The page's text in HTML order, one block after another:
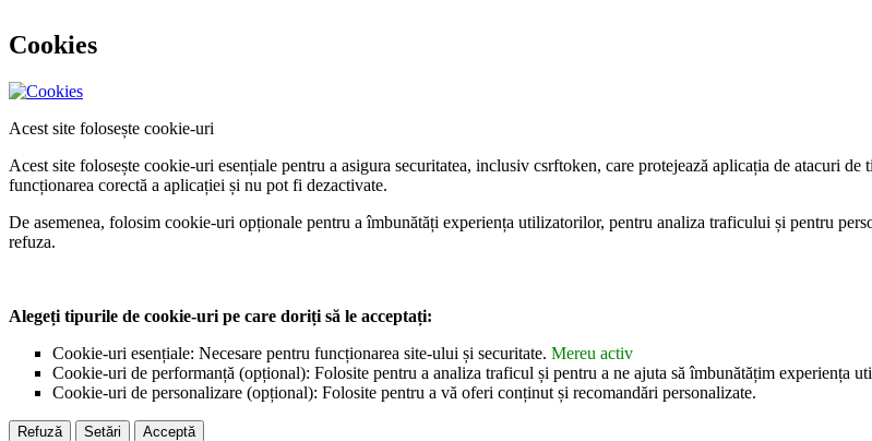
Cookies
Acest site folosește cookie-uri
Acest site folosește cookie-uri esențiale pentru a asigura securitatea, inclusiv csrftoken, care protejează aplicația de atacuri
funcționarea corectă a aplicației și nu pot fi dezactivate.
De asemenea, folosim cookie-uri opționale pentru a îmbunătăți experiența utilizatorilor, pentru analiza traficului și pentru
refuza.
Alegeți tipurile de cookie-uri pe care doriți să le acceptați:
Cookie-uri esențiale: Necesare pentru funcționarea site-ului și securitate. Mereu activ
Cookie-uri de performanță (opțional): Folosite pentru a analiza traficul și pentru a ne ajuta să îmbunătățim experiența
Cookie-uri de personalizare (opțional): Folosite pentru a vă oferi conținut și recomandări personalizate.
Refuză Setări Acceptă